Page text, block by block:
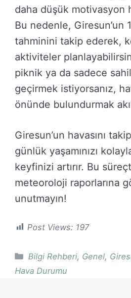
daha düşük motivasyon
Bu nedenle, Giresun’un
tahminini takip ederek,
aktiviteler
piknik ya da sadece
geçirmek istiyorsanız,
önünde bulundurmak
Giresun’un havasını
günlük yaşamınızı
keyfinizi artırır. Bu
meteoroloji raporlarına
unutmayın!
Post Views: 197
Kategoriler
Bilgi Rehberi, Genel,
Hava Durumu